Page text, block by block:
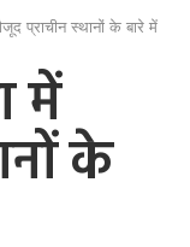
प्राचीन स्थानों के बारे में
में
के